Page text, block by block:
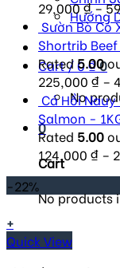
Hướng
Cart /0₫0
No
0
Cart
No products
29,000₫–
Sườn Bò Có
Shortrib
Rated5.00
225,000 ₫ –
Cá Hồi
Salmon -
Rated 5.00
124,000 ₫ –
-22%
+
Quick View